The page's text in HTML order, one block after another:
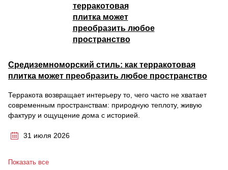
Средиземноморский стиль: как терракотовая
плитка может преобразить любое пространство
Терракота возвращает интерьеру то, чего часто не хватает
современным пространствам: природную теплоту, живую
фактуру и ощущение дома с историей.
31 июля 2026
Показать все